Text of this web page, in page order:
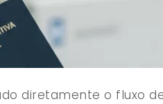
diretamente o fluxo